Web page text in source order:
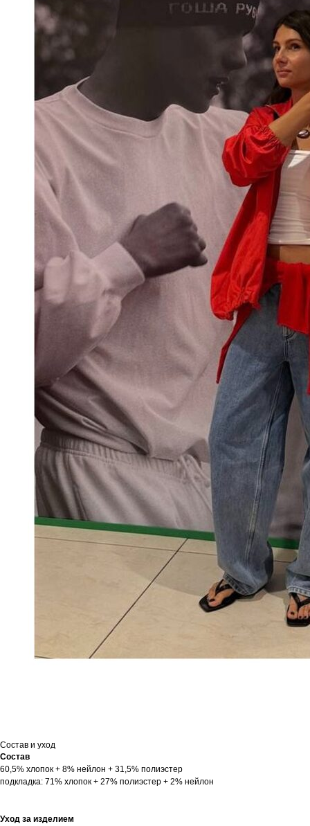
Состав и уход
Состав
60,5% хлопок + 8% нейлон + 31,5% полиэстер
подкладка: 71% хлопок + 27% полиэстер + 2% нейлон
Уход за изделием